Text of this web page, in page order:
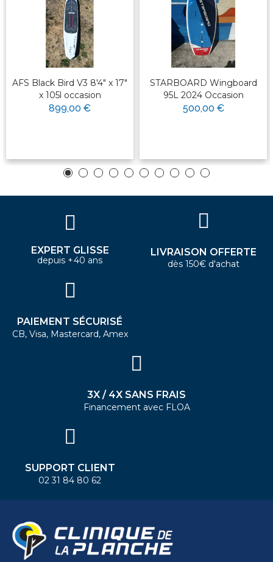
AFS Black Bird V3 8'4" x 17"
x 105l occasion
899,00 €
STARBOARD Wingboard
95L 2024 Occasion
500,00 €
EXPERT GLISSE
depuis +40 ans
LIVRAISON OFFERTE
dès 150€ d'achat
PAIEMENT SÉCURISÉ
CB, Visa, Mastercard, Amex
3X / 4X SANS FRAIS
Financement avec FLOA
SUPPORT CLIENT
02 31 84 80 62